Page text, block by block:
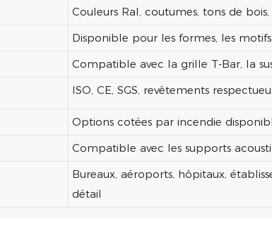
Couleurs Ral, coutumes, tons de
Disponible pour les formes, les
Compatible avec la grille T-Bar, la
ISO, CE, SGS, revêtements
Options cotées par incendie
Compatible avec les supports
Bureaux, aéroports, hôpitaux,
détail